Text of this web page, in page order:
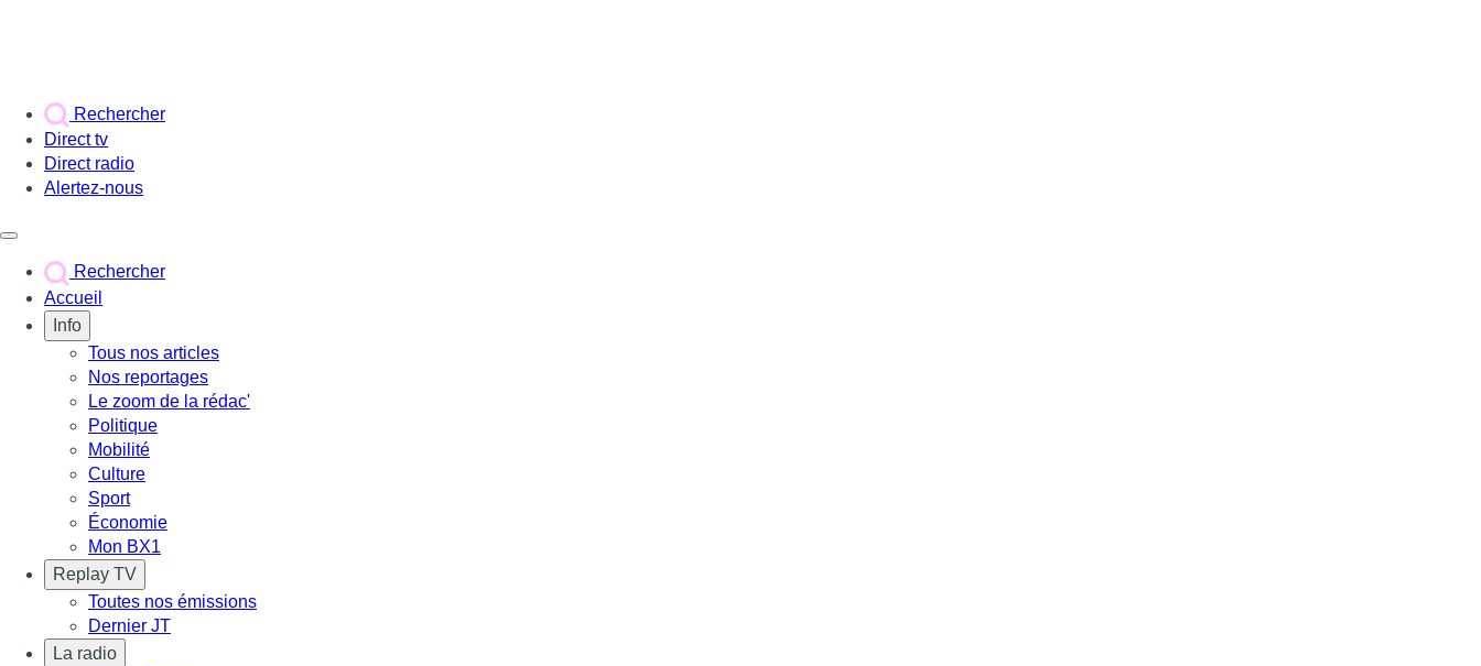
Rechercher
Direct tv
Direct radio
Alertez-nous
Rechercher
Accueil
Info
Tous nos articles
Nos reportages
Le zoom de la rédac'
Politique
Mobilité
Culture
Sport
Économie
Mon BX1
Replay TV
Toutes nos émissions
Dernier JT
La radio